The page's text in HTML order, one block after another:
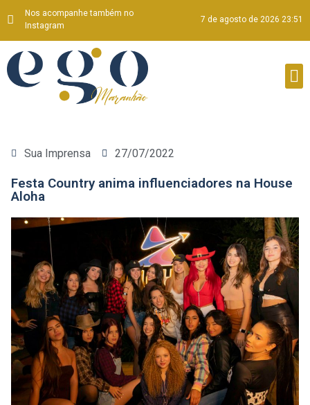
Nos acompanhe também no
Instagram
7 de agosto de 2026 23:51
Sua Imprensa 27/07/2022
Festa Country anima influenciadores na House
Aloha